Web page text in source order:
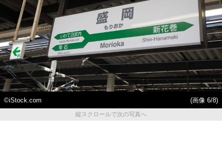
©iStock.com
(画像 6/8)
縦スクロールで次の写真へ